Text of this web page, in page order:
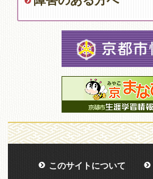
このサイトについて